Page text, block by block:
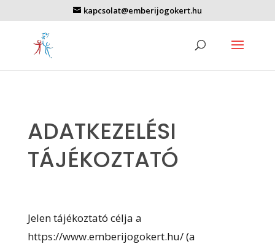
kapcsolat@emberijogokert.hu
ADATKEZELÉSI
TÁJÉKOZTATÓ
Jelen tájékoztató célja a
https://www.emberijogokert.hu/ (a